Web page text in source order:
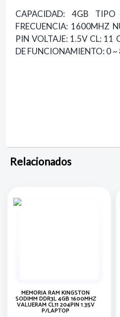
CAPACIDAD: 4GB
FRECUENCIA: 1600MHZ
PIN VOLTAJE: 1.5V CL: 11
DE FUNCIONAMIENTO: 0 ~
Relacionados
MEMORIA RAM KINGSTON
SODIMM DDR3L 4GB 1600MHZ
VALUERAM CL11 204PIN 1.35V
P/LAPTOP